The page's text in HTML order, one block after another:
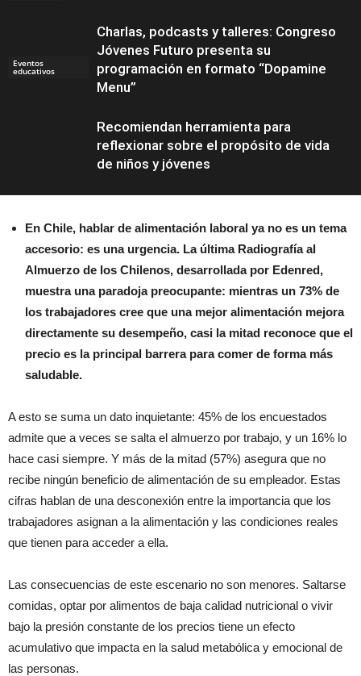
Eventos
educativos
Charlas, podcasts y talleres: Congreso
Jóvenes Futuro presenta su
programación en formato “Dopamine
Menu”
Recomiendan herramienta para
reflexionar sobre el propósito de vida
de niños y jóvenes
En Chile, hablar de alimentación laboral ya no es un tema
accesorio: es una urgencia. La última Radiografía al
Almuerzo de los Chilenos, desarrollada por Edenred,
muestra una paradoja preocupante: mientras un 73% de
los trabajadores cree que una mejor alimentación mejora
directamente su desempeño, casi la mitad reconoce que el
precio es la principal barrera para comer de forma más
saludable.
A esto se suma un dato inquietante: 45% de los encuestados
admite que a veces se salta el almuerzo por trabajo, y un 16% lo
hace casi siempre. Y más de la mitad (57%) asegura que no
recibe ningún beneficio de alimentación de su empleador. Estas
cifras hablan de una desconexión entre la importancia que los
trabajadores asignan a la alimentación y las condiciones reales
que tienen para acceder a ella.
Las consecuencias de este escenario no son menores. Saltarse
comidas, optar por alimentos de baja calidad nutricional o vivir
bajo la presión constante de los precios tiene un efecto
acumulativo que impacta en la salud metabólica y emocional de
las personas.